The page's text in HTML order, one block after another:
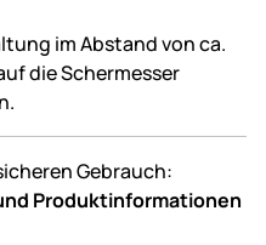
im Abstand von ca.
die Schermesser
Gebrauch:
Produktinformationen